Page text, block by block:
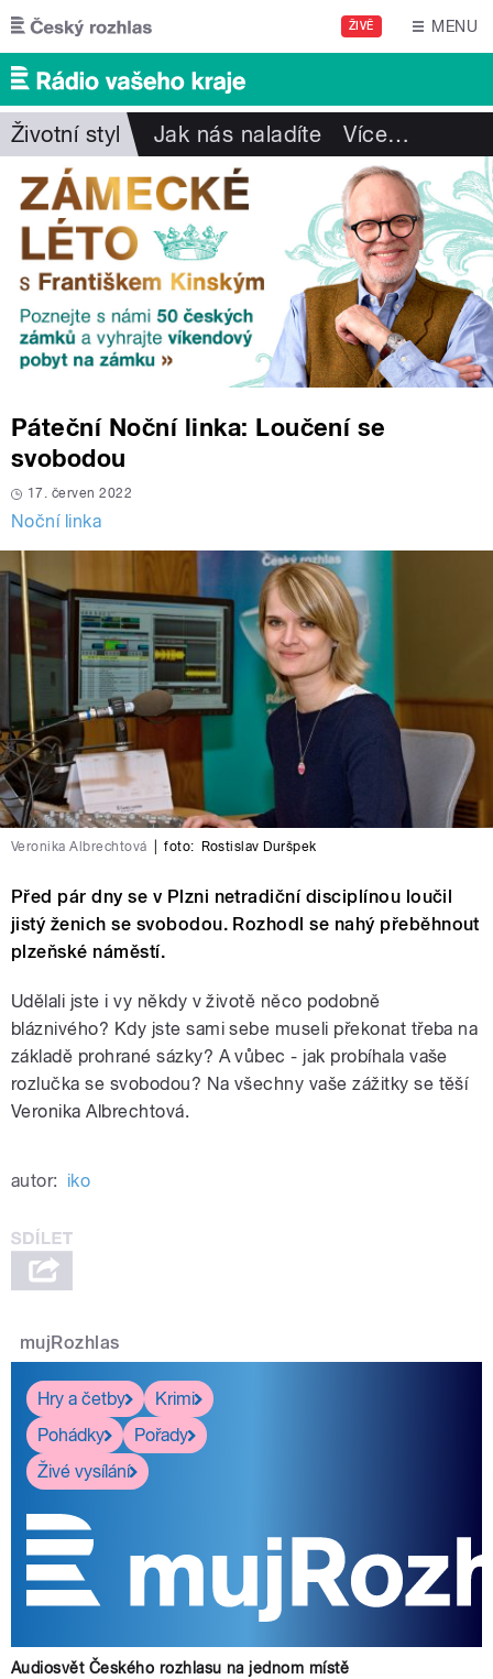
Přejít k hlavnímu obsahu
ŽIVĚ MENU
Životní styl Jak nás naladíte Více…
Páteční Noční linka: Loučení se
svobodou
17. červen 2022
Noční linka
Veronika Albrechtová foto: Rostislav Duršpek
Před pár dny se v Plzni netradiční disciplínou loučil
jistý ženich se svobodou. Rozhodl se nahý přeběhnout
plzeňské náměstí.
Udělali jste i vy někdy v životě něco podobně
bláznivého? Kdy jste sami sebe museli překonat třeba na
základě prohrané sázky? A vůbec - jak probíhala vaše
rozlučka se svobodou? Na všechny vaše zážitky se těší
Veronika Albrechtová.
autor: iko
mujRozhlas
Hry a četby
Krimi
Pohádky
Pořady
Živé vysílání
Audiosvět Českého rozhlasu na jednom místě